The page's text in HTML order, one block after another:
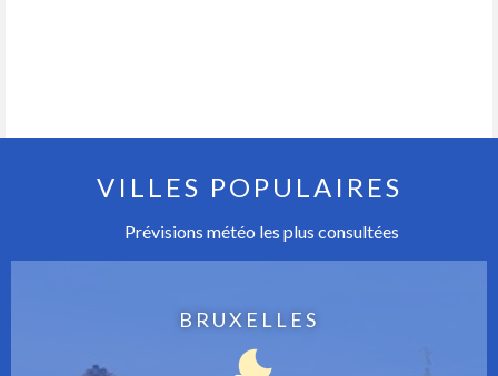
VILLES POPULAIRES
Prévisions météo les plus consultées
BRUXELLES